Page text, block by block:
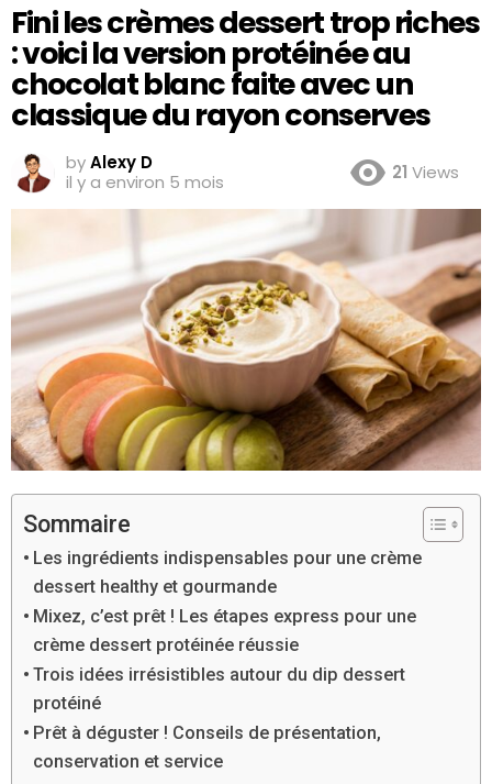
Fini les crèmes dessert trop riches
: voici la version protéinée au
chocolat blanc faite avec un
classique du rayon conserves
byAlexy D
il y a environ 5 mois
21 Views
Sommaire
Les ingrédients indispensables pour une crème
dessert healthy et gourmande
Mixez, c’est prêt ! Les étapes express pour une
crème dessert protéinée réussie
Trois idées irrésistibles autour du dip dessert
protéiné
Prêt à déguster ! Conseils de présentation,
conservation et service